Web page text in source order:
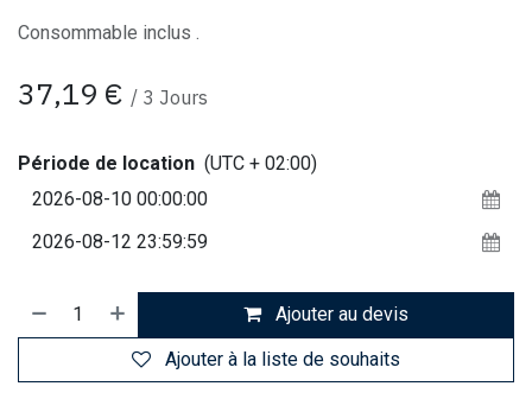
Consommable inclus .
37,19 € / 3 Jours
Période de location (UTC + 02:00)
Ajouter au devis
Ajouter à la liste de souhaits